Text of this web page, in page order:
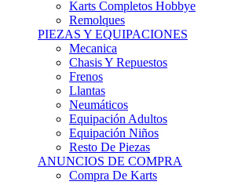
Karts Completos Hobbye
Remolques
PIEZAS Y EQUIPACIONES
Mecanica
Chasis Y Repuestos
Frenos
Llantas
Neumáticos
Equipación Adultos
Equipación Niños
Resto De Piezas
ANUNCIOS DE COMPRA
Compra De Karts